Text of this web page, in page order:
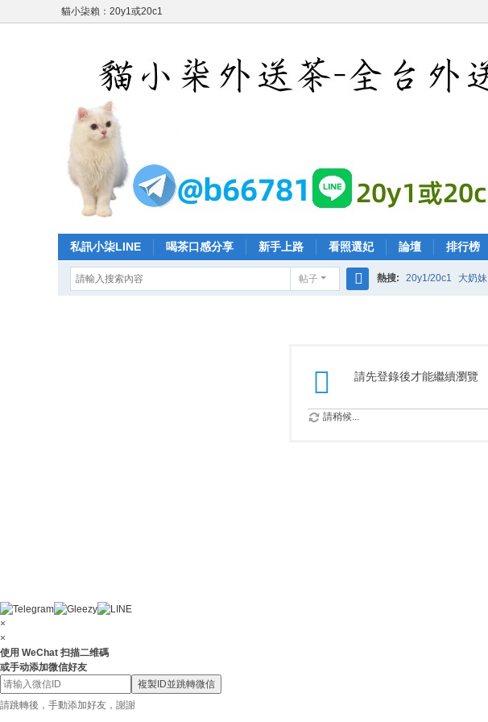
貓小柒賴：20y1或20c1
私訊小柒LINE 喝茶口感分享 新手上路 看照選妃 論壇 排行榜
帖子 熱搜: 20y1/20c1 大奶妹
請先登錄後才能繼續瀏覽
請稍候...
×
×
使用 WeChat 扫描二维碼
或手动添加微信好友
複製ID並跳轉微信
請跳轉後，手動添加好友，謝謝